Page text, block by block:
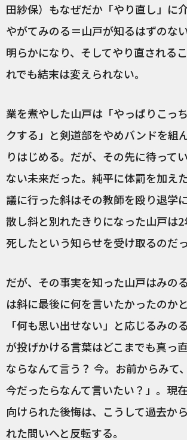
田紗保）もなぜだか「やり直し」に
やがてみのる＝山戸が知るはずのな
明らかになり、そしてやり直される
れでも結末は変えられない。
業を煮やした山戸は「やっぱりこっ
クする」と剣道部をやめバンドを組
りはじめる。だが、その先に待って
ない未来だった。純平に体罰を加え
議に行った斜はその教師を殴り退学
散し斜と別れたきりになった山戸は
死したという知らせを受け取るのだっ
だが、その事実を知った山戸はみの
は斜に最後に何を言いたかったのか
「何も思い出せない」と応じるみの
が投げかける言葉はどこまでも真っ
ならなんて言う？ 今。お前からみて
今だったらなんて言いたい？」。現
向けられた後悔は、こうして過去か
れた問いへと反転する。